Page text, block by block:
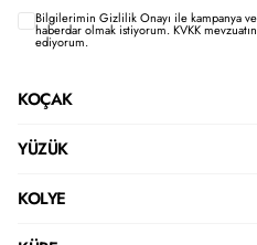
Bilgilerimin Gizlilik Onayı ile kampanya
haberdar olmak istiyorum.KVKK
ediyorum.
KOÇAK
YÜZÜK
KOLYE